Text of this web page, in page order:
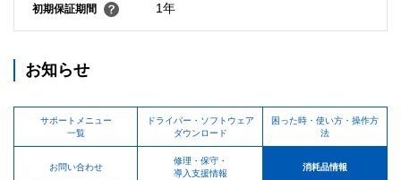
初期保証期間 1年
お知らせ
サポートメニュー
一覧
ドライバー・ソフトウェア
ダウンロード
困った時・使い方・操作方
法
お問い合わせ
修理・保守・
導入支援情報
消耗品情報